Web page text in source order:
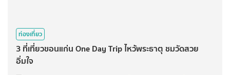
ท่องเที่ยว
3 ที่เที่ยวขอนแก่น One Day Trip ไหว้พระธาตุ ชมวัดสวย
อิ่มใจ